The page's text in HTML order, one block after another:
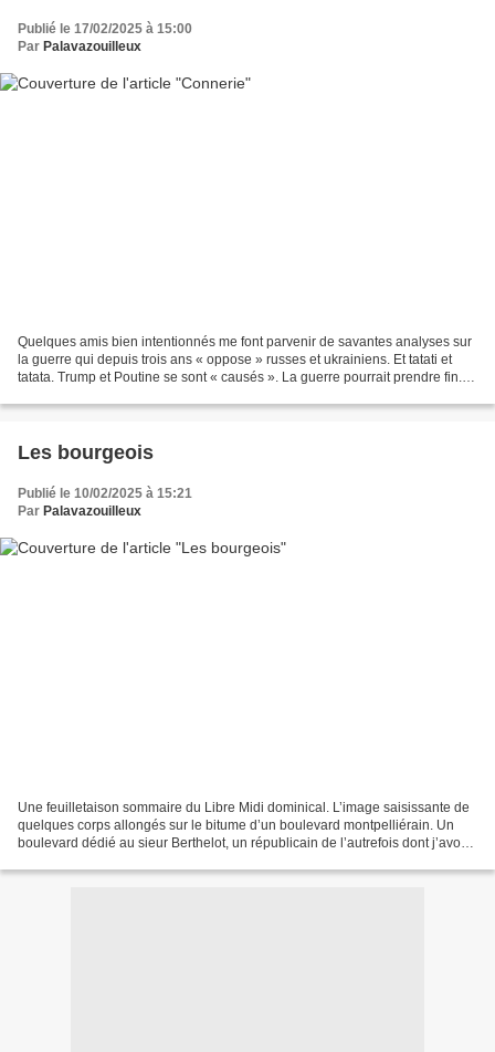
Publié le 17/02/2025 à 15:00
Par Palavazouilleux
Quelques amis bien intentionnés me font parvenir de savantes analyses sur
la guerre qui depuis trois ans « oppose » russes et ukrainiens. Et tatati et
tatata. Trump et Poutine se sont « causés ». La guerre pourrait prendre fin.
Les bourgeois
Publié le 10/02/2025 à 15:21
Par Palavazouilleux
Une feuilletaison sommaire du Libre Midi dominical. L’image saisissante de
quelques corps allongés sur le bitume d’un boulevard montpelliérain. Un
boulevard dédié au sieur Berthelot, un républicain de l’autrefois dont j’avoue